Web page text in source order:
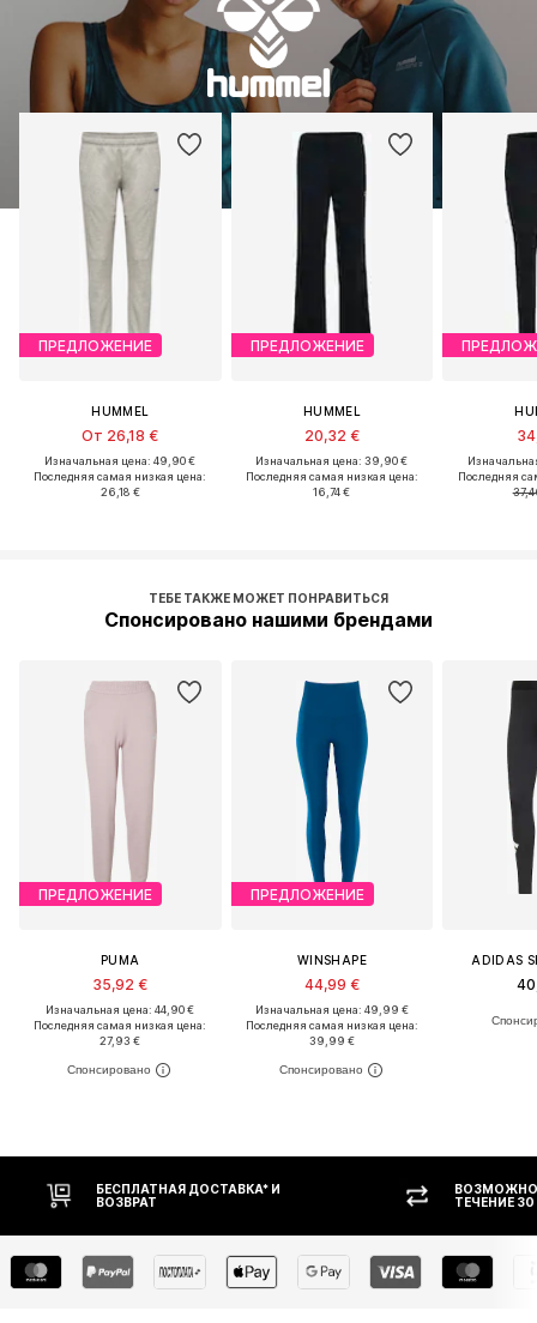
ПРЕДЛОЖЕНИЕ
HUMMEL
От 26,18 €
Изначальная цена: 49,90 €
Последняя самая низкая цена:
26,18 €
ПРЕДЛОЖЕНИЕ
HUMMEL
20,32 €
Изначальная цена: 39,90 €
Последняя самая низкая цена:
16,74 €
Последняя
ТЕБЕ ТАКЖЕ МОЖЕТ ПОНРАВИТЬСЯ
Спонсировано нашими брендами
ПРЕДЛОЖЕНИЕ
PUMA
35,92 €
Изначальная цена: 44,90 €
Последняя самая низкая цена:
27,93 €
ПРЕДЛОЖЕНИЕ
WINSHAPE
44,99 €
Изначальная цена: 49,99 €
Последняя самая низкая цена:
39,99 €
ADIDAS
ДОСТАВКА* И
ВОЗМОЖНОСТЬ ВОЗВРАТА В
ТЕЧЕНИЕ 30 ДНЕЙ